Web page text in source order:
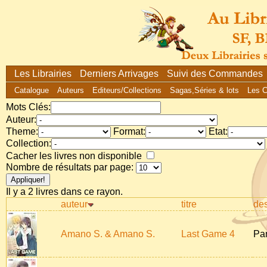
Les Librairies Derniers Arrivages Suivi des Commandes
Catalogue Auteurs Editeurs/Collections Sagas,Séries & lots Les
Mots Clés:
Auteur:
Theme:
Format:
Etat:
Collection:
Cacher les livres non disponible
Nombre de résultats par page:
Il y a 2 livres dans ce rayon.
auteur
titre
Amano S. & Amano S. Last Game 4